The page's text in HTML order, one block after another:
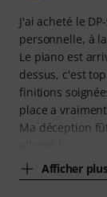
J'ai acheté le
personnelle, à
Le piano est
dessus, c'est
finitions
place a
Ma déception
Afficher